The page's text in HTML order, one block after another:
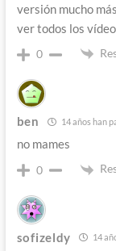
versión mucho
ver todos los
0
ben 14 años han
no mames
0
sofizeldy 14